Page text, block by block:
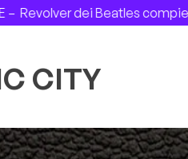
dei Beatles compie 60
CITY